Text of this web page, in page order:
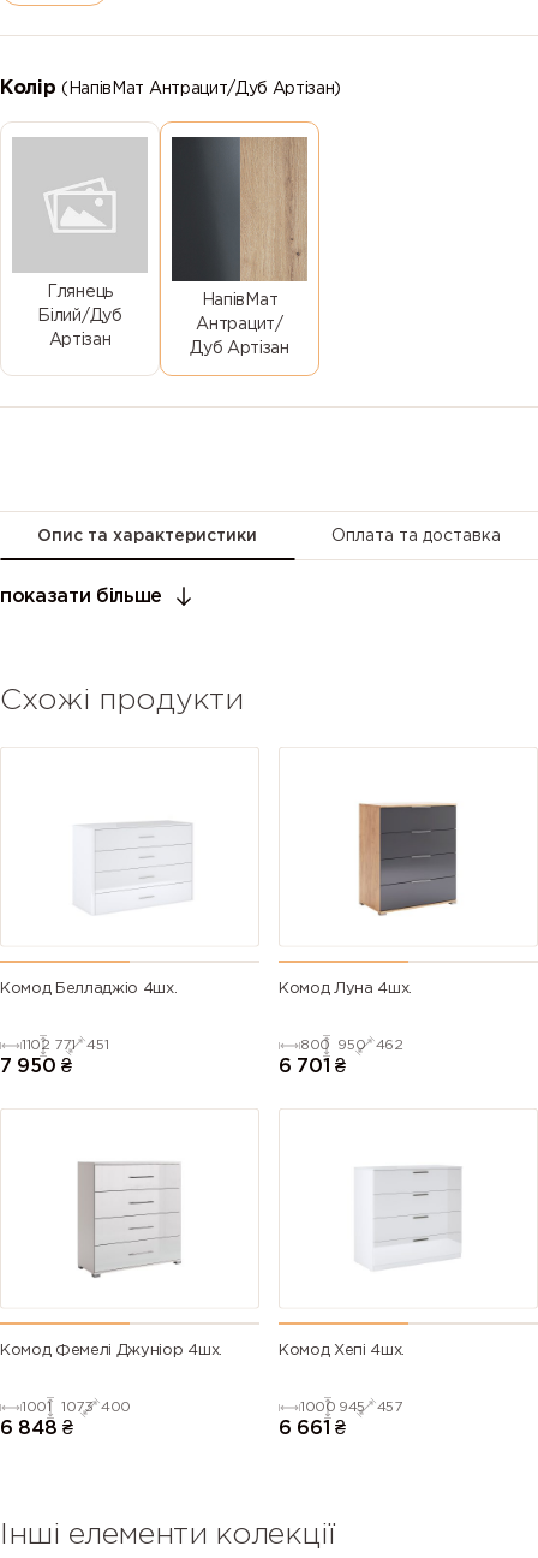
Колір(НапівМат Антрацит/Дуб Артізан)
Глянець
Білий/Дуб
Артізан
НапівМат
Антрацит/
Дуб Артізан
Опис та характеристики Оплата та доставка
показати більше
Схожі продукти
Комод Белладжіо 4шх.
1102 771 451
7 950 ₴
Комод Луна 4шх.
800 950 462
6 701 ₴
Комод Фемелі Джуніор 4шх.
1001 1073 400
6 848 ₴
Комод Хепі 4шх.
1000 945 457
6 661 ₴
Інші елементи колекції